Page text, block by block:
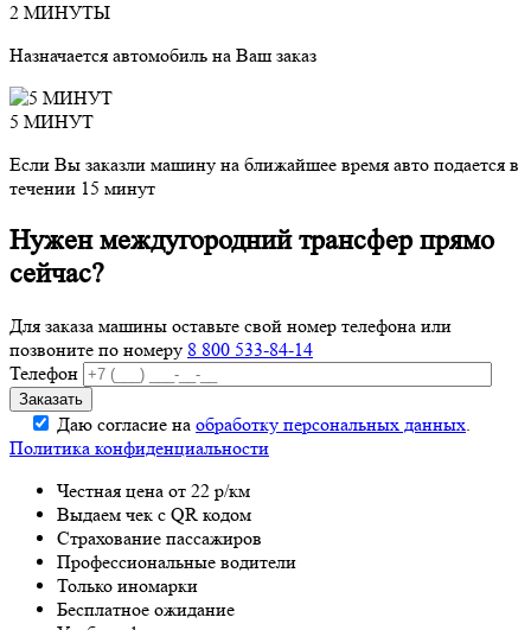
2 МИНУТЫ
Назначается автомобиль на Ваш заказ
5 МИНУТ
Если Вы заказли машину на ближайшее время авто подается в
течении 15 минут
Нужен междугородний трансфер прямо
сейчас?
Для заказа машины оставьте свой номер телефона или
позвоните по номеру 8 800 533-84-14
Телефон
Даю согласие на обработку персональных данных.
Политика конфиденциальности
Честная цена от 22 р/км
Выдаем чек с QR кодом
Страхование пассажиров
Профессиональные водители
Только иномарки
Бесплатное ожидание